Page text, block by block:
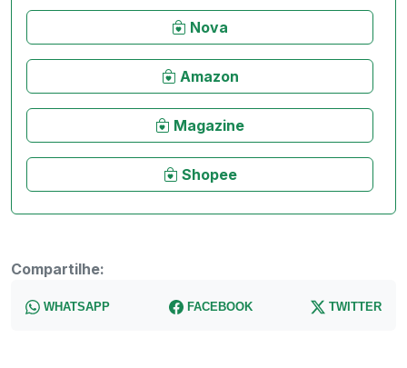
Nova
Amazon
Magazine
Shopee
Compartilhe:
WHATSAPP FACEBOOK TWITTER